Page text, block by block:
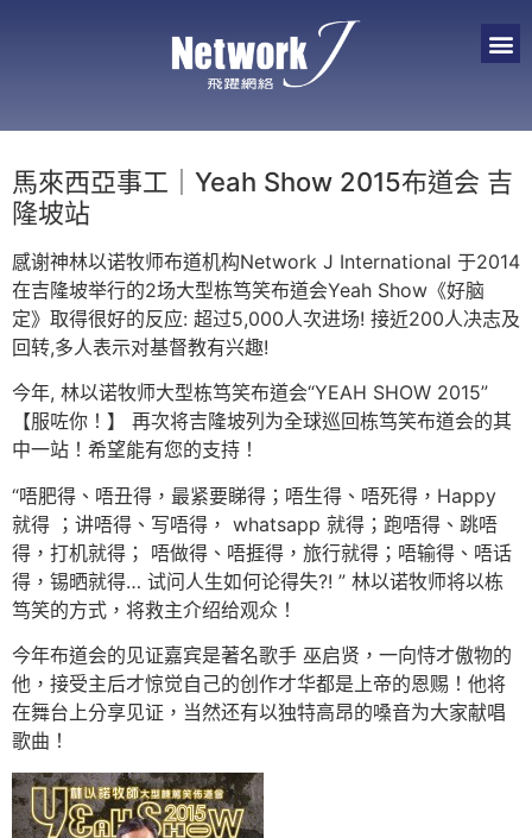
馬來西亞事工｜Yeah Show 2015布道会 吉
隆坡站
感谢神林以诺牧师布道机构Network J International 于2014
在吉隆坡举行的2场大型栋笃笑布道会Yeah Show《好脑
定》取得很好的反应: 超过5,000人次进场! 接近200人决志及
回转,多人表示对基督教有兴趣!
今年, 林以诺牧师大型栋笃笑布道会“YEAH SHOW 2015”
【服咗你！】 再次将吉隆坡列为全球巡回栋笃笑布道会的其
中一站！希望能有您的支持！
“唔肥得、唔丑得，最紧要睇得；唔生得、唔死得，Happy
就得 ；讲唔得、写唔得， whatsapp 就得；跑唔得、跳唔
得，打机就得； 唔做得、唔捱得，旅行就得；唔输得、唔话
得，锡晒就得… 试问人生如何论得失?! ” 林以诺牧师将以栋
笃笑的方式，将救主介绍给观众！
今年布道会的见证嘉宾是著名歌手 巫启贤，一向恃才傲物的
他，接受主后才惊觉自己的创作才华都是上帝的恩赐！他将
在舞台上分享见证，当然还有以独特高昂的嗓音为大家献唱
歌曲！